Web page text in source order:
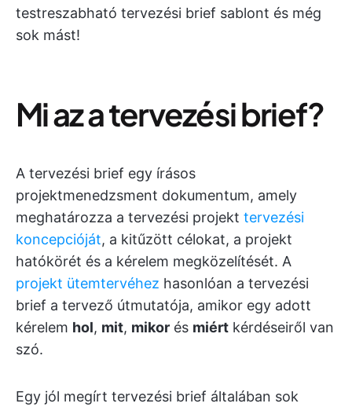
testreszabható tervezési brief sablont és még
sok mást!
Mi az a tervezési brief?
A tervezési brief egy írásos
projektmenedzsment dokumentum, amely
meghatározza a tervezési projekt tervezési
koncepcióját, a kitűzött célokat, a projekt
hatókörét és a kérelem megközelítését. A
projekt ütemtervéhez hasonlóan a tervezési
brief a tervező útmutatója, amikor egy adott
kérelem hol, mit, mikor és miért kérdéseiről van
szó.
Egy jól megírt tervezési brief általában sok